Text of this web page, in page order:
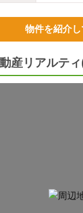
物件を紹介
産リアルテ